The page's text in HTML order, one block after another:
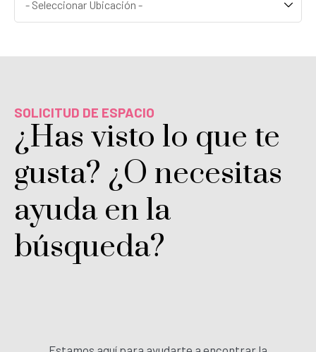
SOLICITUD DE ESPACIO
¿Has visto lo que te
gusta? ¿O necesitas
ayuda en la
búsqueda?